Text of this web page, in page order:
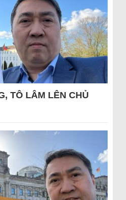
TÔ LÂM LÊN CHỦ